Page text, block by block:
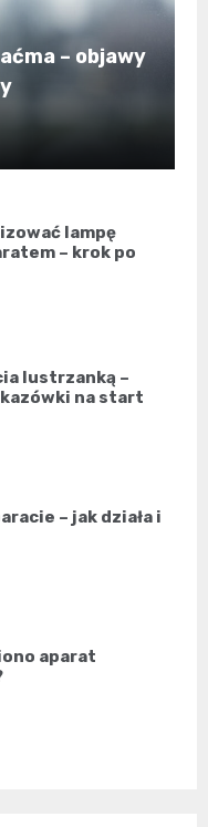
– objawy
lampę
– krok po
lustrzanką –
na start
– jak działa i
aparat